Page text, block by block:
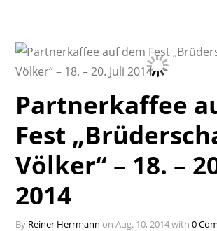
Partnerkaffee
Fest
Völker“ – 18. –
2014
By Reiner Herrmann on Aug. 10, 2014 with0